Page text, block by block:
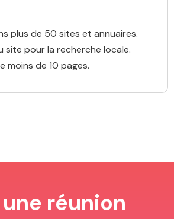
plus de 50 sites et annuaires.
site pour la recherche locale.
moins de 10 pages.
réunion